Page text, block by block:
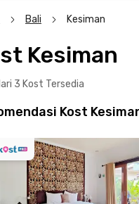
Bali Kesiman
Kesiman
3 Kost Tersedia
Kost